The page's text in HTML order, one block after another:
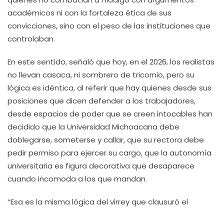
académicos ni con la fortaleza ética de sus
convicciones, sino con el peso de las instituciones que
controlaban.
En este sentido, señaló que hoy, en el 2026, los realistas
no llevan casaca, ni sombrero de tricornio, pero su
lógica es idéntica, al referir que hay quienes desde sus
posiciones que dicen defender a los trabajadores,
desde espacios de poder que se creen intocables han
decidido que la Universidad Michoacana debe
doblegarse, someterse y callar, que su rectora debe
pedir permiso para ejercer su cargo, que la autonomía
universitaria es figura decorativa que desaparece
cuando incomoda a los que mandan.
“Esa es la misma lógica del virrey que clausuró el